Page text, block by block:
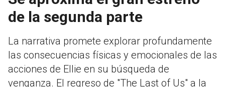
de la segunda parte
La narrativa promete explorar profundamente
las consecuencias físicas y emocionales de las
acciones de Ellie en su búsqueda de
venganza. El regreso de "The Last of Us" a la